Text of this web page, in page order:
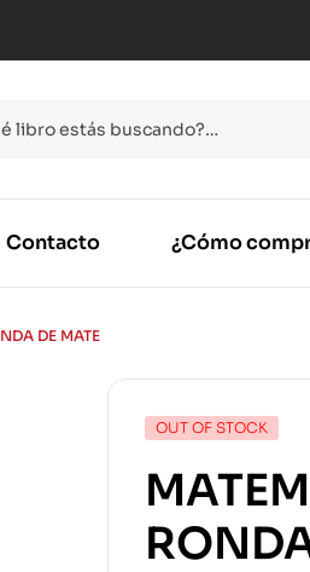
Contacto ¿Cómo
DE MATE
OUT OF STOCK